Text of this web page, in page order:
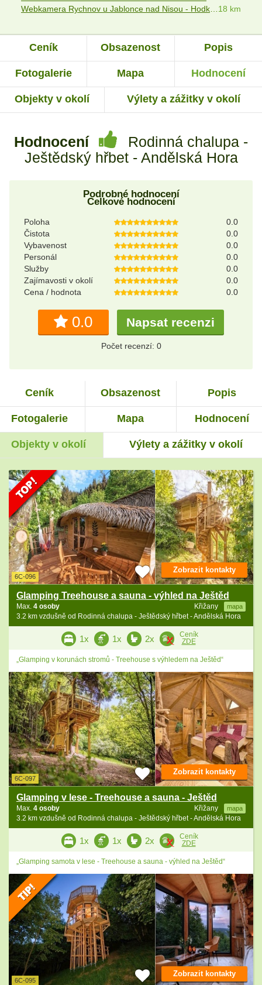
18 km
Ceník Obsazenost Popis
Fotogalerie Mapa Hodnocení
Objekty v okolí Výlety a zážitky v okolí
Hodnocení
Rodinná chalupa -
Ještědský hřbet - Andělská Hora
Podrobné hodnocení
Celkové hodnocení
Poloha
0.0
Čistota
0.0
Vybavenost
0.0
Personál
0.0
Služby
0.0
Zajímavosti v okolí
0.0
Cena / hodnota
0.0
0.0 Napsat recenzi
Počet recenzí: 0
Ceník Obsazenost Popis
Fotogalerie Mapa Hodnocení
Objekty v okolí Výlety a zážitky v okolí
6C-096
Glamping Treehouse a sauna - výhled na Ještěd
Křižany mapa
Max. 4 osoby
3.2 km vzdušně od Rodinná chalupa - Ještědský hřbet - Andělská Hora
Zobrazit kontakty
1x 1x 2x
Ceník
ZDE
„Glamping v korunách stromů - Treehouse s výhledem na Ještěd“
6C-097
Glamping v lese - Treehouse a sauna - Ještěd
Křižany mapa
Max. 4 osoby
3.2 km vzdušně od Rodinná chalupa - Ještědský hřbet - Andělská Hora
Zobrazit kontakty
1x 1x 2x
Ceník
ZDE
„Glamping samota v lese - Treehouse a sauna - výhled na Ještěd“
6C-095
Zobrazit kontakty